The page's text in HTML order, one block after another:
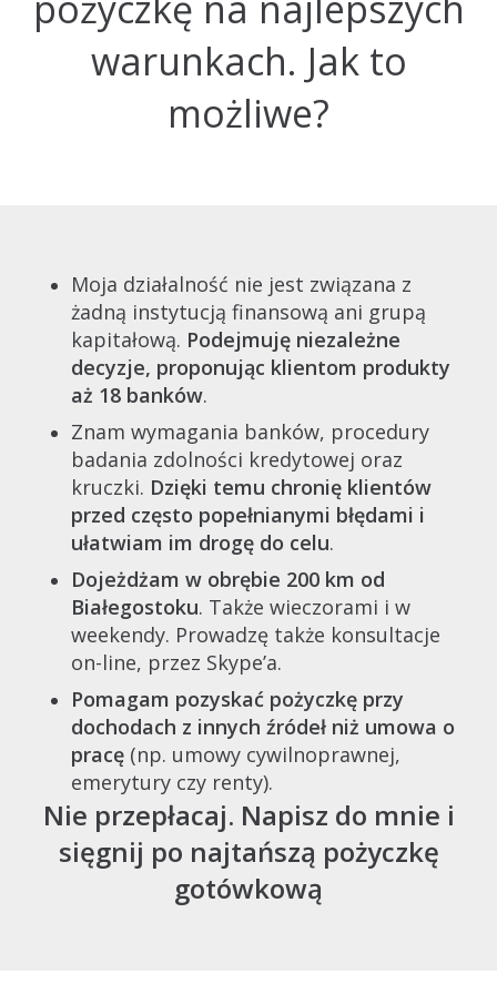
warunkach. Jak to
możliwe?
Moja działalność nie jest związana z
żadną instytucją finansową ani grupą
kapitałową. Podejmuję niezależne
decyzje, proponując klientom produkty
aż 18 banków.
Znam wymagania banków, procedury
badania zdolności kredytowej oraz
kruczki. Dzięki temu chronię klientów
przed często popełnianymi błędami i
ułatwiam im drogę do celu.
Dojeżdżam w obrębie 200 km od
Białegostoku. Także wieczorami i w
weekendy. Prowadzę także konsultacje
on-line, przez Skype’a.
Pomagam pozyskać pożyczkę przy
dochodach z innych źródeł niż umowa o
pracę (np. umowy cywilnoprawnej,
emerytury czy renty).
Nie przepłacaj. Napisz do mnie i
sięgnij po najtańszą pożyczkę
gotówkową